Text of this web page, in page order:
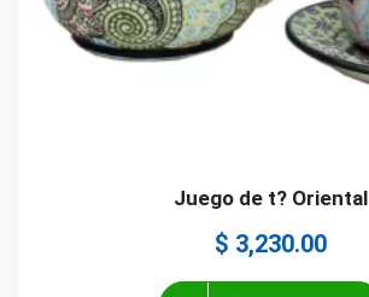
Juego de t? Oriental
$ 3,230.00